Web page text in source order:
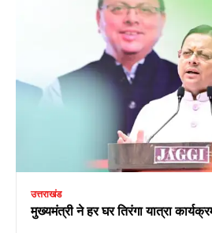
उत्तराखंड
मुख्यमंत्री ने हर घर तिरंगा यात्रा